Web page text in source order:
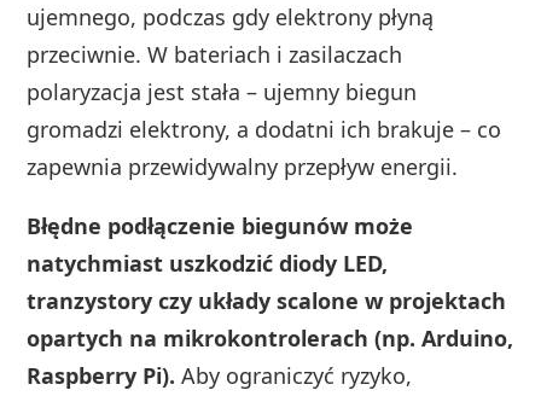
ujemnego, podczas gdy elektrony płyną
przeciwnie. W bateriach i zasilaczach
polaryzacja jest stała – ujemny biegun
gromadzi elektrony, a dodatni ich brakuje – co
zapewnia przewidywalny przepływ energii.
Błędne podłączenie biegunów może
natychmiast uszkodzić diody LED,
tranzystory czy układy scalone w projektach
opartych na mikrokontrolerach (np. Arduino,
Raspberry Pi). Aby ograniczyć ryzyko,